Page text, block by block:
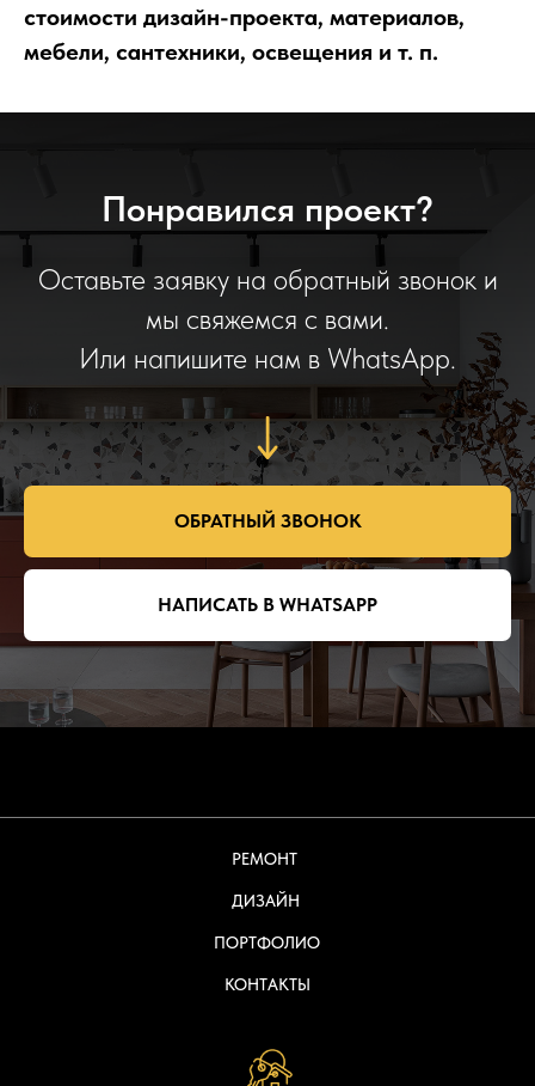
стоимости дизайн-проекта, материалов,
мебели, сантехники, освещения и т. п.
Понравился проект?
Оставьте заявку на обратный звонок и
мы свяжемся с вами.
Или напишите нам в WhatsApp.
ОБРАТНЫЙ ЗВОНОК
НАПИСАТЬ В WHATSAPP
РЕМОНТ
ДИЗАЙН
ПОРТФОЛИО
КОНТАКТЫ